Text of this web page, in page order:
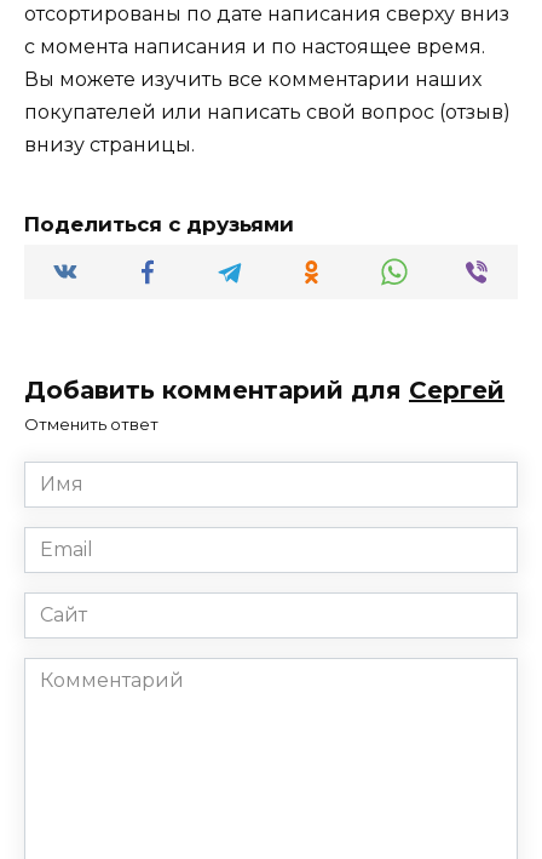
отсортированы по дате написания сверху вниз
с момента написания и по настоящее время.
Вы можете изучить все комментарии наших
покупателей или написать свой вопрос (отзыв)
внизу страницы.
Поделиться с друзьями
Добавить комментарий для Сергей
Отменить ответ
Имя
*
Email
*
Сайт
Комментарий